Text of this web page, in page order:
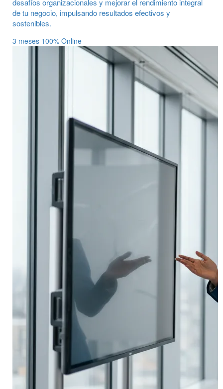
desafíos organizacionales y mejorar el rendimiento integral
de tu negocio, impulsando resultados efectivos y
sostenibles.
3 meses 100% Online